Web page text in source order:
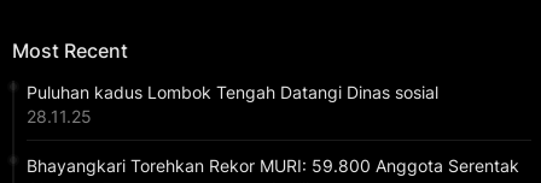
Most Recent
Puluhan kadus Lombok Tengah Datangi Dinas sosial
28.11.25
Bhayangkari Torehkan Rekor MURI: 59.800 Anggota Serentak